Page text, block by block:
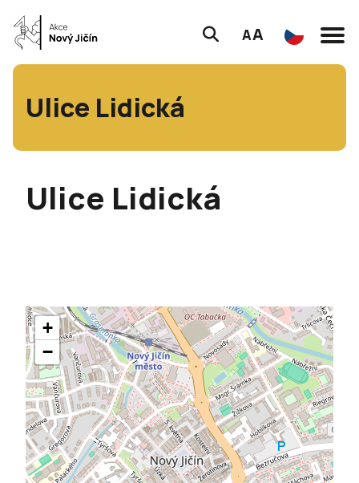
AA
Ulice Lidická
Ulice Lidická
+
−